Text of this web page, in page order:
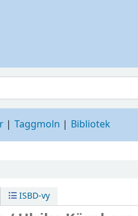
Taggmoln Bibliotek
ISBD-vy